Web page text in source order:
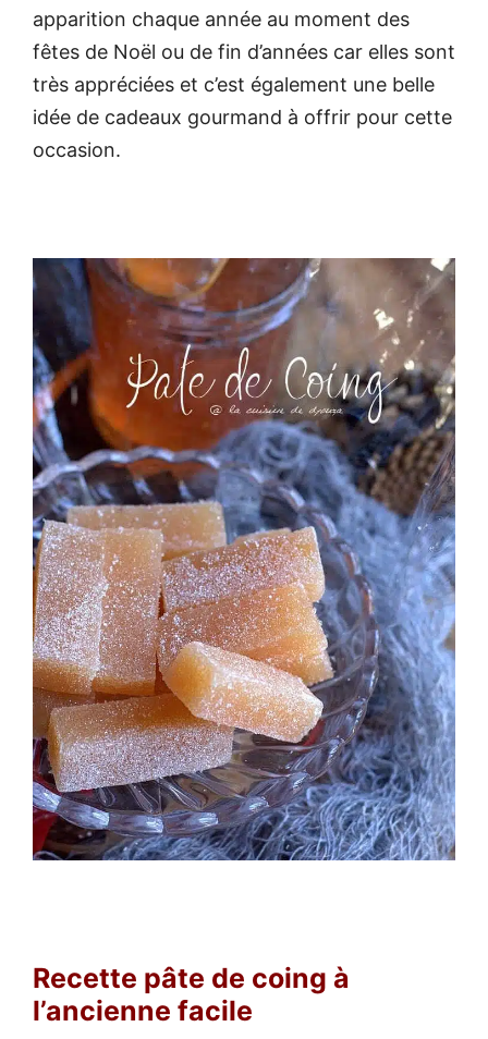
apparition chaque année au moment des
fêtes de Noël ou de fin d’années car elles sont
très appréciées et c’est également une belle
idée de cadeaux gourmand à offrir pour cette
occasion.
Recette pâte de coing à
l’ancienne facile